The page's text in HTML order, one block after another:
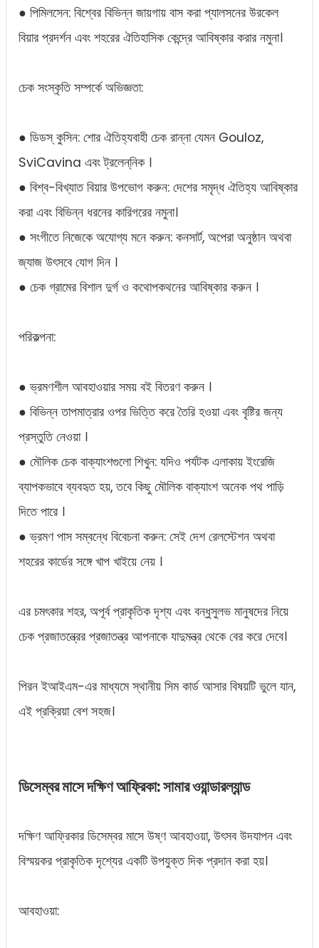
● পিমিলসেন: বিশ্বের বিভিন্ন জায়গায় বাস করা প্যালসনের উরকেল
বিয়ার প্রদর্শন এবং শহরের ঐতিহাসিক কেন্দ্রে আবিষ্কার করার নমুনা।
চেক সংস্কৃতি সম্পর্কে অভিজ্ঞতা:
● ডিডস্‌ কুসিন: শোর ঐতিহ্যবাহী চেক রান্না যেমন Gouloz,
SviCavina এবং ট্রলেন্‌নিক ।
● বিশ্ব-বিখ্যাত বিয়ার উপভোগ করুন: দেশের সমৃদ্ধ ঐতিহ্য আবিষ্কার
করা এবং বিভিন্ন ধরনের কারিগরের নমুনা।
● সংগীতে নিজেকে অযোগ্য মনে করুন: কনসার্ট, অপেরা অনুষ্ঠান অথবা
জ্যাজ উৎসবে যোগ দিন ।
● চেক গ্রামের বিশাল দুর্গ ও কথোপকথনের আবিষ্কার করুন ।
পরিকল্পনা:
● ভ্রমণশীল আবহাওয়ার সময় বই বিতরণ করুন ।
● বিভিন্ন তাপমাত্রার ওপর ভিত্তি করে তৈরি হওয়া এবং বৃষ্টির জন্য
প্রস্তুতি নেওয়া ।
● মৌলিক চেক বাক্যাংশগুলো শিখুন: যদিও পর্যটক এলাকায় ইংরেজি
ব্যাপকভাবে ব্যবহৃত হয়, তবে কিছু মৌলিক বাক্যাংশ অনেক পথ পাড়ি
দিতে পারে ।
● ভ্রমণ পাস সম্বন্ধে বিবেচনা করুন: সেই দেশ রেলস্টেশন অথবা
শহরের কার্ডের সঙ্গে খাপ খাইয়ে নেয় ।
এর চমৎকার শহর, অপূর্ব প্রাকৃতিক দৃশ্য এবং বন্ধুসুলভ মানুষদের নিয়ে
চেক প্রজাতন্ত্রের প্রজাতন্ত্র আপনাকে যাদুমন্ত্র থেকে বের করে দেবে।
পিরন ইআইএম-এর মাধ্যমে স্থানীয় সিম কার্ড আসার বিষয়টি ভুলে যান,
এই প্রক্রিয়া বেশ সহজ।
ডিসেম্বর মাসে দক্ষিণ আফ্রিকা: সামার ওয়ান্ডারল্যান্ড
দক্ষিণ আফ্রিকার ডিসেম্বর মাসে উষ্ণ আবহাওয়া, উৎসব উদযাপন এবং
বিস্ময়কর প্রাকৃতিক দৃশ্যের একটি উপযুক্ত দিক প্রদান করা হয়।
আবহাওয়া: